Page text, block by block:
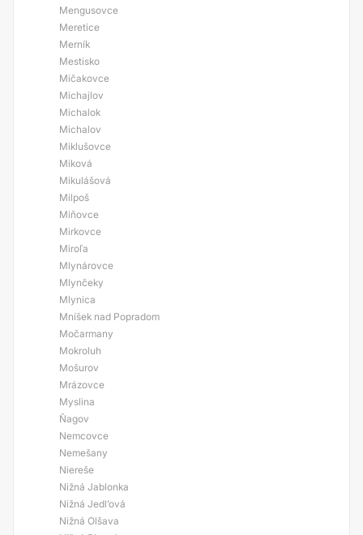
Mengusovce
Meretice
Merník
Mestisko
Mičakovce
Michajlov
Michalok
Michalov
Miklušovce
Miková
Mikulášová
Milpoš
Miňovce
Mirkovce
Miroľa
Mlynárovce
Mlynčeky
Mlynica
Mníšek nad Popradom
Močarmany
Mokroluh
Mošurov
Mrázovce
Myslina
Ňagov
Nemcovce
Nemešany
Niereše
Nižná Jablonka
Nižná Jedl’ová
Nižná Olšava